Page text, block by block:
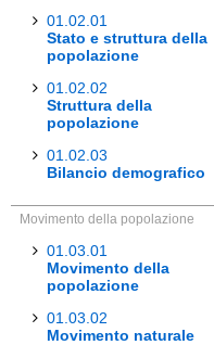
01.02.01
Stato e struttura della
popolazione
01.02.02
Struttura della
popolazione
01.02.03
Bilancio demografico
Movimento della popolazione
01.03.01
Movimento della
popolazione
01.03.02
Movimento naturale